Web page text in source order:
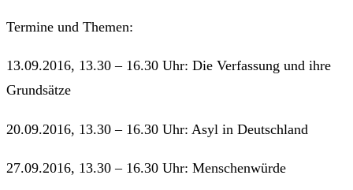
Termine und Themen:
13.09.2016, 13.30 – 16.30 Uhr: Die Verfassung und ihre
Grundsätze
20.09.2016, 13.30 – 16.30 Uhr: Asyl in Deutschland
27.09.2016, 13.30 – 16.30 Uhr: Menschenwürde